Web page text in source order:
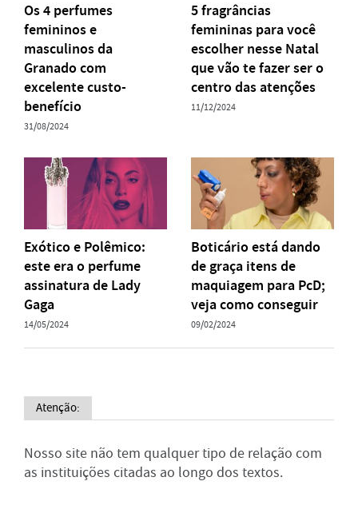
Os 4 perfumes
femininos e
masculinos da
Granado com
excelente custo-
benefício
31/08/2024
5 fragrâncias
femininas para você
escolher nesse Natal
que vão te fazer ser o
centro das atenções
11/12/2024
Exótico e Polêmico:
este era o perfume
assinatura de Lady
Gaga
14/05/2024
Boticário está dando
de graça itens de
maquiagem para PcD;
veja como conseguir
09/02/2024
Atenção:
Nosso site não tem qualquer tipo de relação com
as instituições citadas ao longo dos textos.